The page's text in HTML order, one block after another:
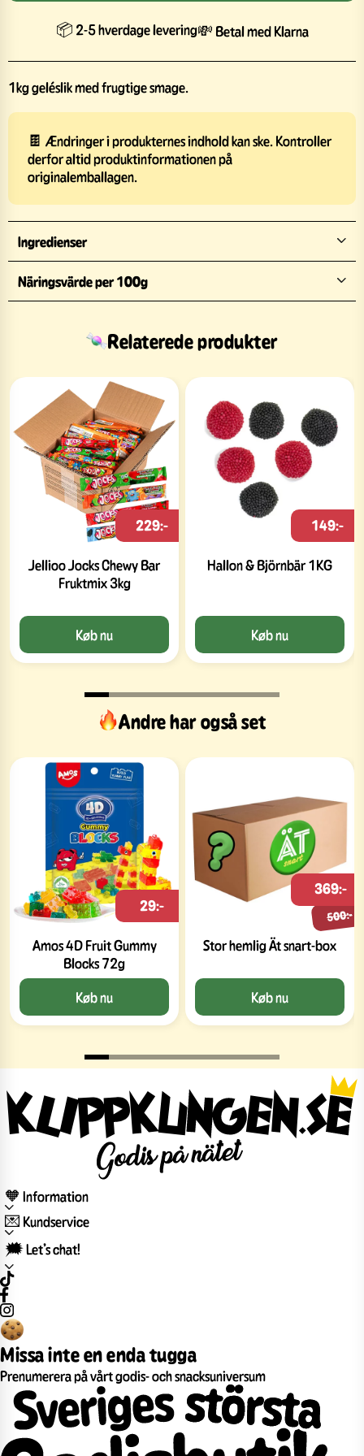
📦 2-5 hverdage levering💸 Betal med Klarna
1kg geléslik med frugtige smage.
🍫 Ændringer i produkternes indhold kan ske. Kontroller
derfor altid produktinformationen på
originalemballagen.
Ingredienser
Näringsvärde per 100g
Relaterede produkter
Jellioo Jocks Chewy Bar
Fruktmix 3kg
229:-
Køb nu
Hallon & Björnbär 1KG
149:-
Køb nu
Andre har også set
Amos 4D Fruit Gummy
Blocks 72g
29:-
Køb nu
Stor hemlig Ät snart-box
500:-
369:-
Køb nu
🧡 Information
💌 Kundservice
🗯️ Let’s chat!
Missa inte en enda tugga
Prenumerera på vårt godis- och snacksuniversum